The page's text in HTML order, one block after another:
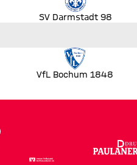
SV Darmstadt 98
VfL Bochum 1848